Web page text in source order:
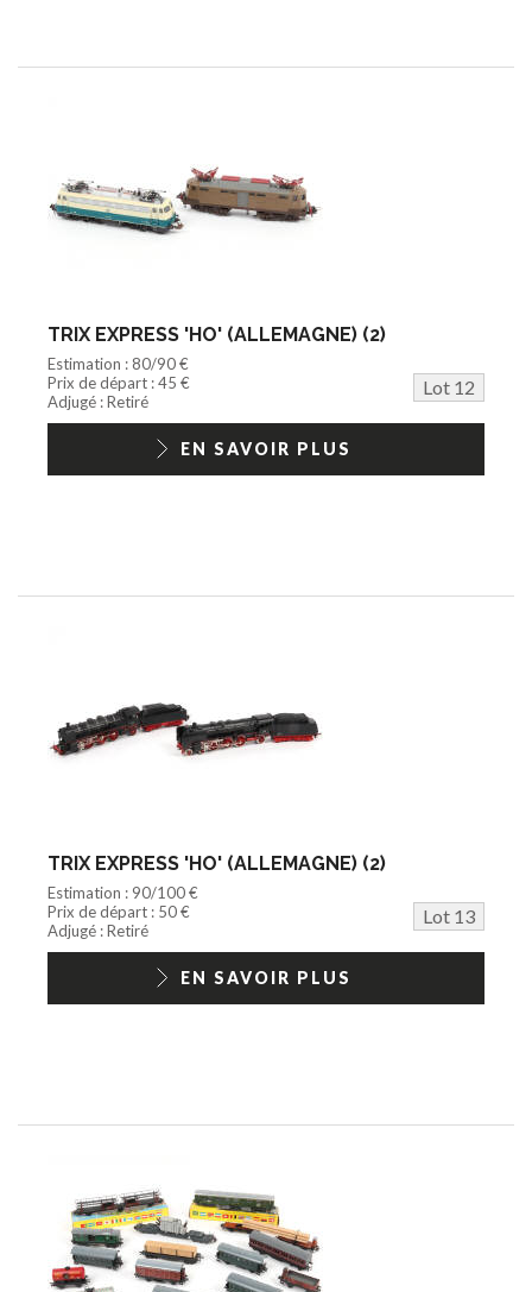
TRIX EXPRESS 'HO' (ALLEMAGNE) (2)
Estimation : 80/90 €
Prix de départ : 45 €
Lot 12
Adjugé : Retiré
EN SAVOIR PLUS
TRIX EXPRESS 'HO' (ALLEMAGNE) (2)
Estimation : 90/100 €
Prix de départ : 50 €
Lot 13
Adjugé : Retiré
EN SAVOIR PLUS